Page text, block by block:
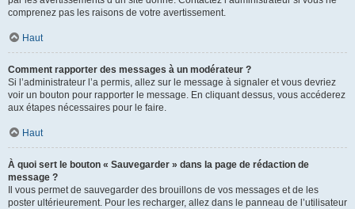
comprenez pas les raisons de votre avertissement.
Haut
Comment rapporter des messages à un modérateur ?
Si l’administrateur l’a permis, allez sur le message à signaler et vous devriez
voir un bouton pour rapporter le message. En cliquant dessus, vous accéderez
aux étapes nécessaires pour le faire.
Haut
À quoi sert le bouton « Sauvegarder » dans la page de rédaction de
message ?
Il vous permet de sauvegarder des brouillons de vos messages et de les
poster ultérieurement. Pour les recharger, allez dans le panneau de l’utilisateur